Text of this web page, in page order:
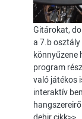
Gitárokat,
a 7.b
könnyűzene
program
való játékos
interaktív